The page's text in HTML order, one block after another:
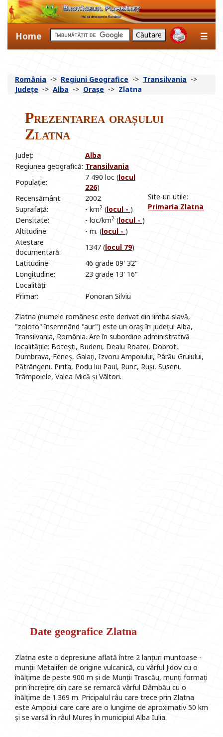
Home ☰
România -> Regiuni Geografice -> Transilvania ->
Județe -> Alba -> Orașe -> Zlatna
Prezentarea orașului
Zlatna
Județ: Alba
Site-uri utile:
Primaria Zlatna
Regiunea geografică: Transilvania
Populație:
7 490 loc (locul
226)
Recensământ:
2002
Suprafață:
- km2 (locul - )
Densitate:
- loc/km2 (locul - )
Altitudine:
- m. (locul - )
Atestare
documentară:
1347 (locul 79)
Latitudine:
46 grade 09' 32"
Longitudine:
23 grade 13' 16"
Localități:
Primar:
Ponoran Silviu
Zlatna (numele românesc este derivat din limba slavă,
"zoloto" însemnând "aur") este un oraș în județul Alba,
Transilvania, România. Are în subordine administrativă
localitățile: Botești, Budeni, Dealu Roatei, Dobrot,
Dumbrava, Feneș, Galați, Izvoru Ampoiului, Pârău Gruiului,
Pătrângeni, Pirita, Podu lui Paul, Runc, Ruși, Suseni,
Trâmpoiele, Valea Mică și Vâltori.
Date geografice Zlatna
Zlatna este o depresiune aflată între 2 lanțuri muntoase -
munții Metaliferi de origine vulcanică, cu vârful Jidov cu o
înălțime de peste 900 m și de Munții Trascău, munți formați
prin încrețire din care se remarcă vârful Dâmbău cu o
înălțime de 1.369 m. Pricipalul râu care trece prin Zlatna
este Ampoiul care care are o lungime de aproximativ 50 km
și se varsă în râul Mureș în municipiul Alba Iulia.